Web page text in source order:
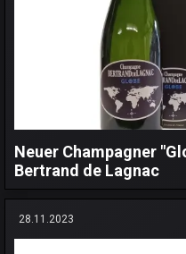
Neuer Champagner
Bertrand de Lagnac
28.11.2023